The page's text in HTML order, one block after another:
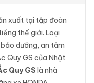
xuất tại tập đoàn
thế giới. Loại
bảo dưỡng, an tâm
Quy GS của Nhật
Quy GS là nhà